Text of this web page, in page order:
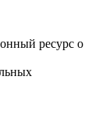
ресурс о